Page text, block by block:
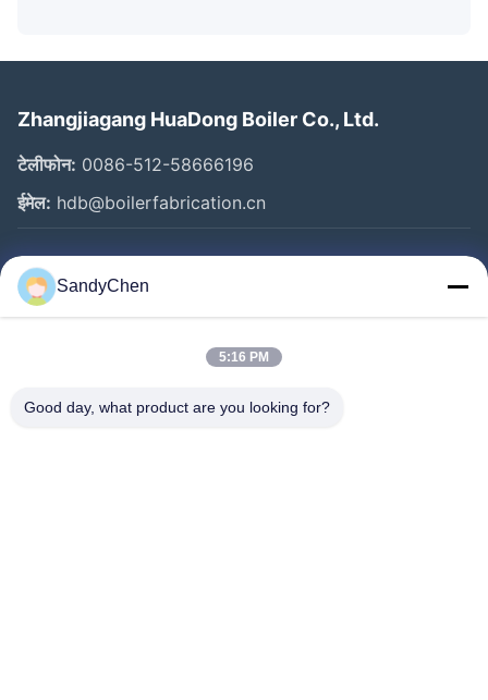
Zhangjiagang HuaDong Boiler Co., Ltd.
टेलीफोन: 0086-512-58666196
ईमेल: hdb@boilerfabrication.cn
त्वरित लिंक
घर
वीडियो
SandyChen
5:16 PM
Good day, what product are you looking for?